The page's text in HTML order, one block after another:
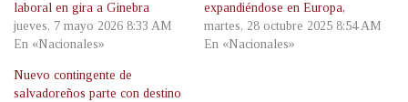
laboral en gira a Ginebra
jueves, 7 mayo 2026 8:33 AM
En «Nacionales»
expandiéndose en Europa,
martes, 28 octubre 2025 8:54 AM
En «Nacionales»
Nuevo contingente de
salvadoreños parte con destino